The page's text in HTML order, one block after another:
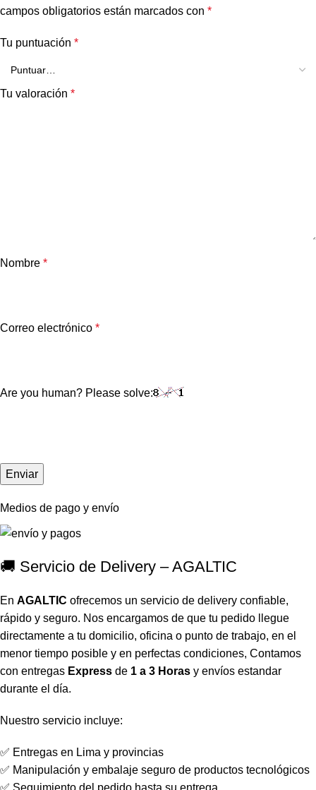
campos obligatorios están marcados con *
Tu puntuación *
Tu valoración *
Nombre *
Correo electrónico *
Are you human? Please solve:
Medios de pago y envío
🚚 Servicio de Delivery – AGALTIC
En AGALTIC ofrecemos un servicio de delivery confiable,
rápido y seguro. Nos encargamos de que tu pedido llegue
directamente a tu domicilio, oficina o punto de trabajo, en el
menor tiempo posible y en perfectas condiciones, Contamos
con entregas Express de 1 a 3 Horas y envíos estandar
durante el día.
Nuestro servicio incluye:
✅ Entregas en Lima y provincias
✅ Manipulación y embalaje seguro de productos tecnológicos
✅ Seguimiento del pedido hasta su entrega